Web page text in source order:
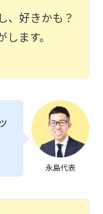
、好きかも？
ます。
永島代表